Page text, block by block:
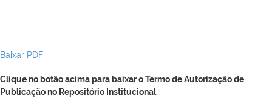
Baixar PDF
Clique no botão acima para baixar o Termo de Autorização de
Publicação no Repositório Institucional